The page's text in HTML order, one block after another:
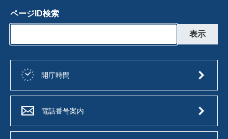
ページID検索
開庁時間
電話番号案内